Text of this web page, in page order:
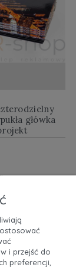
główka
i przejść do
preferencji,